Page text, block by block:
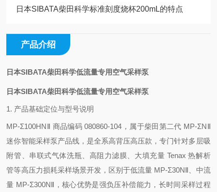
日本SIBATA柴田科学标准刻度烧杯200mL的特点
产品介绍
日本SIBATA柴田科学低流量专用空气采样泵
日本SIBATA柴田科学低流量专用空气采样泵
1. 产品基础定位与型号说明
MP-Σ100HNⅡ 商品编码 080860-104，属于柴田第二代 MP-ΣNⅡ
迷你智能采样泵产品线，是全系高背压高压款 ，专门针对多层吸
附管、串联式气体洗瓶、高阻力滤膜、大填充量 Tenax 热解析
管等高压力损耗采样场景开发，区别于低流量 MP-Σ30NⅡ、中流
量 MP-Σ300NⅡ，核心优势是强负压补偿能力，长时间采样过程